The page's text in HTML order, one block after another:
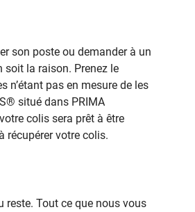
son poste ou demander à un
soit la raison. Prenez le
n’étant pas en mesure de les
situé dans PRIMA
colis sera prêt à être
récupérer votre colis.
reste. Tout ce que nous vous